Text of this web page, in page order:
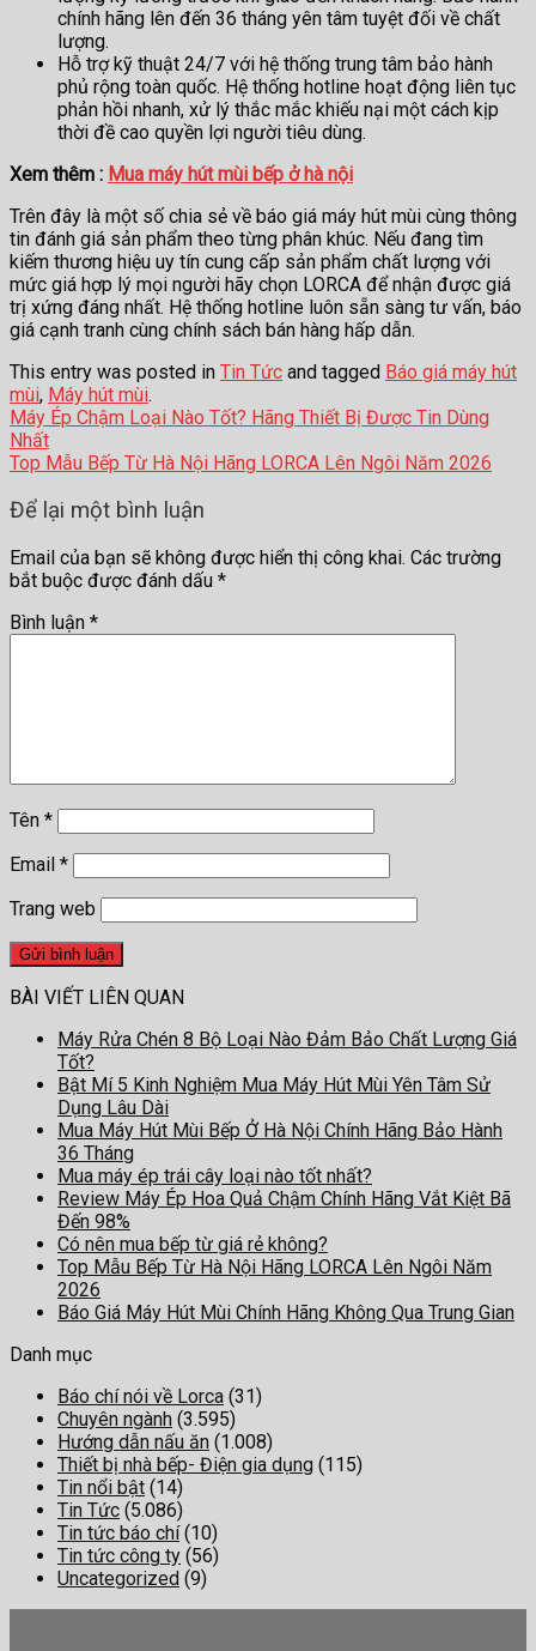
chính hãng lên đến 36 tháng yên tâm tuyệt đối về chất
lượng.
Hỗ trợ kỹ thuật 24/7 với hệ thống trung tâm bảo hành
phủ rộng toàn quốc. Hệ thống hotline hoạt động liên tục
phản hồi nhanh, xử lý thắc mắc khiếu nại một cách kịp
thời đề cao quyền lợi người tiêu dùng.
Xem thêm : Mua máy hút mùi bếp ở hà nội
Trên đây là một số chia sẻ về báo giá máy hút mùi cùng thông
tin đánh giá sản phẩm theo từng phân khúc. Nếu đang tìm
kiếm thương hiệu uy tín cung cấp sản phẩm chất lượng với
mức giá hợp lý mọi người hãy chọn LORCA để nhận được giá
trị xứng đáng nhất. Hệ thống hotline luôn sẵn sàng tư vấn, báo
giá cạnh tranh cùng chính sách bán hàng hấp dẫn.
This entry was posted in Tin Tức and tagged Báo giá máy hút
mùi, Máy hút mùi.
Máy Ép Chậm Loại Nào Tốt? Hãng Thiết Bị Được Tin Dùng
Nhất
Top Mẫu Bếp Từ Hà Nội Hãng LORCA Lên Ngôi Năm 2026
Để lại một bình luận
Email của bạn sẽ không được hiển thị công khai. Các trường
bắt buộc được đánh dấu *
Bình luận *
Tên *
Email *
Trang web
BÀI VIẾT LIÊN QUAN
Máy Rửa Chén 8 Bộ Loại Nào Đảm Bảo Chất Lượng Giá
Tốt?
Bật Mí 5 Kinh Nghiệm Mua Máy Hút Mùi Yên Tâm Sử
Dụng Lâu Dài
Mua Máy Hút Mùi Bếp Ở Hà Nội Chính Hãng Bảo Hành
36 Tháng
Mua máy ép trái cây loại nào tốt nhất?
Review Máy Ép Hoa Quả Chậm Chính Hãng Vắt Kiệt Bã
Đến 98%
Có nên mua bếp từ giá rẻ không?
Top Mẫu Bếp Từ Hà Nội Hãng LORCA Lên Ngôi Năm
2026
Báo Giá Máy Hút Mùi Chính Hãng Không Qua Trung Gian
Danh mục
Báo chí nói về Lorca (31)
Chuyên ngành (3.595)
Hướng dẫn nấu ăn (1.008)
Thiết bị nhà bếp- Điện gia dụng (115)
Tin nổi bật (14)
Tin Tức (5.086)
Tin tức báo chí(10)
Tin tức công ty (56)
Uncategorized (9)